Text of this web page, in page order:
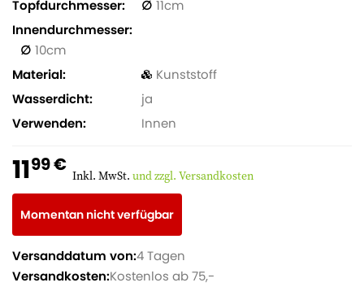
Topfdurchmesser
11
Innendurchmesser
10
Material
Kunststoff
Wasserdicht
ja
Verwenden
Innen
1199 € Inkl. MwSt. und zzgl. Versandkosten
Momentan nicht verfügbar
Versanddatum von:4 Tagen
Versandkosten:Kostenlos ab 75,-